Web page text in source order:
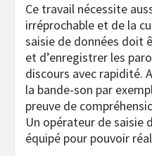
Ce travail nécessite
irréprochable et de la
saisie de données doit
et d’enregistrer les
discours avec rapidité.
la bande-son par
preuve de
Un opérateur de saisie
équipé pour pouvoir